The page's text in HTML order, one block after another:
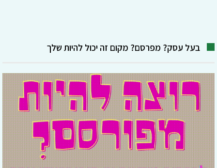
בעל עסק? מפרסם? מקום זה יכול להיות שלך